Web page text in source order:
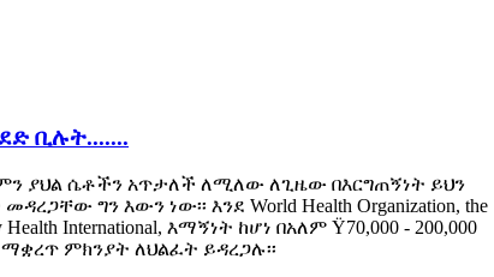
ቢሉት.......
ያህል ሴቶችን አጥታለች ለሚለው ለጊዜው በእርግጠኝነት ይህን
ግን እውን ነው፡፡ እንደ World Health Organization, the
Health International, እማኝነት ከሆነ በአለም Ÿ70,000 - 200,000
ምክንያት ለህልፈት ይዳረጋሉ፡፡